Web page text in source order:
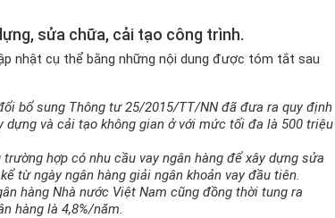
sửa chữa, cải tạo công trình.
nhật cụ thể bằng những nội dung được tóm tắt sau
bổ sung Thông tư 25/2015/TT/NN đã đưa ra quy định
và cải tạo không gian ở với mức tối đa là 500 triệu
hợp có nhu cầu vay ngân hàng để xây dựng sửa
từ ngày ngân hàng giải ngân khoản vay đầu tiên.
hàng Nhà nước Việt Nam cũng đồng thời tung ra
hàng là 4,8%/năm.